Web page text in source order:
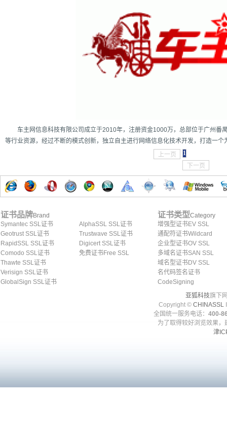
车主网信息科技有限公司成立于2010年，注册资金1000万，总部位于广州番
等行业资源，经过不断的模式创新，独立自主进行网络信息化技术开发，打造一个
上一页
1
下一页
证书品牌Brand
Symantec SSL证书
Geotrust SSL证书
RapidSSL SSL证书
Comodo SSL证书
Thawte SSL证书
Verisign SSL证书
GlobalSign SSL证书
AlphaSSL SSL证书
Trustwave SSL证书
Digicert SSL证书
免费证书Free SSL
证书类型Category
增强型证书EV SSL
通配符证书Wildcard
企业型证书OV SSL
多域名证书SAN SSL
域名型证书DV SSL
名代码签名证书
CodeSigning
亚狐科技旗下
Copyright © CHINASSL
全国统一服务电话： 400-
为了取得较好浏览效果
津